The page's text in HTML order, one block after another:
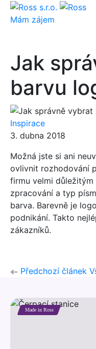
Mám zájem
Jak
barvu
Inspirace
3. dubna 2018
Možná jste si ani
ovlivnit rozhodování
firmu velmi
zpracování a typ
barva. Barevně je
podnikání. Takto
zákazníků.
Předchozí článek
Made in Ross